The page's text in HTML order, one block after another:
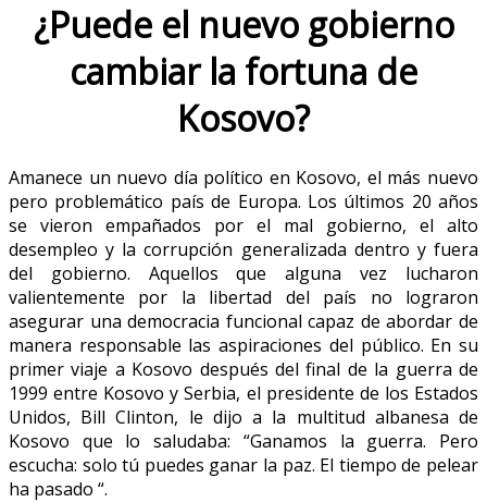
¿Puede el nuevo gobierno
cambiar la fortuna de
Kosovo?
Amanece un nuevo día político en Kosovo, el más nuevo
pero problemático país de Europa. Los últimos 20 años
se vieron empañados por el mal gobierno, el alto
desempleo y la corrupción generalizada dentro y fuera
del gobierno. Aquellos que alguna vez lucharon
valientemente por la libertad del país no lograron
asegurar una democracia funcional capaz de abordar de
manera responsable las aspiraciones del público. En su
primer viaje a Kosovo después del final de la guerra de
1999 entre Kosovo y Serbia, el presidente de los Estados
Unidos, Bill Clinton, le dijo a la multitud albanesa de
Kosovo que lo saludaba: “Ganamos la guerra. Pero
escucha: solo tú puedes ganar la paz. El tiempo de pelear
ha pasado “.